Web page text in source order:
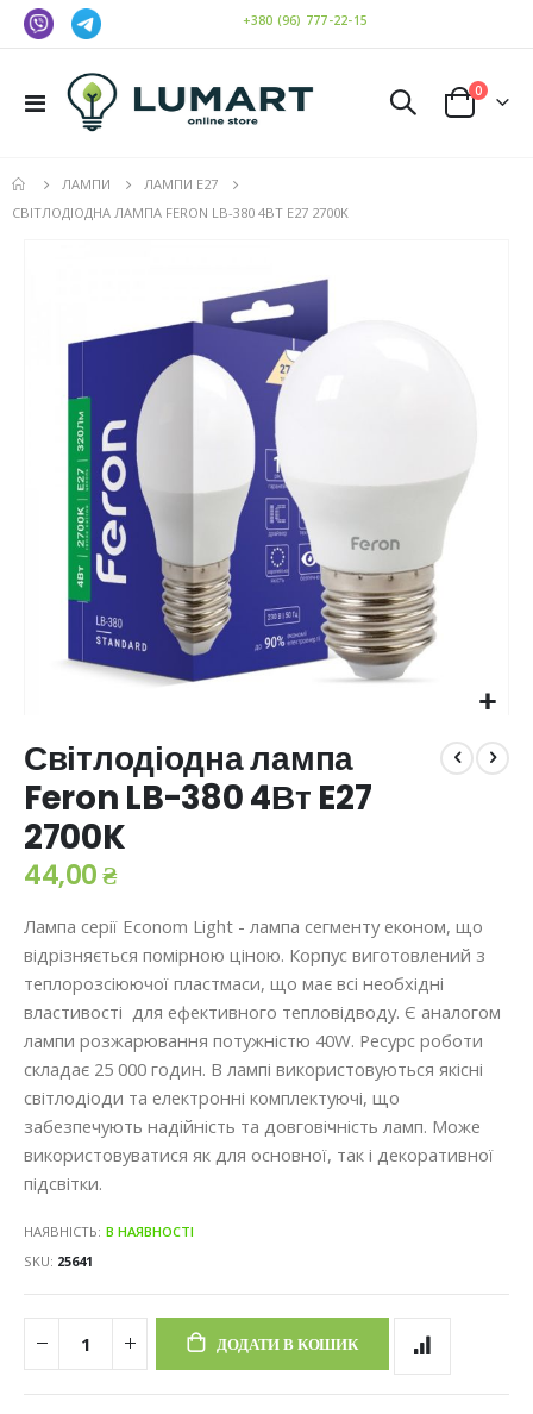
+380 (96) 777-22-15
Toggle
Cart
0
ЛАМПИ
ЛАМПИ Е27
СВІТЛОДІОДНА ЛАМПА FERON LB-380 4ВТ E27 2700K
зображень
до
початку
галереї
зображень
Світлодіодна лампа
Feron LB-380 4Вт E27
2700K
44,00 ₴
Лампа серії Econom Light - лампа сегменту економ, що
відрізняється помірною ціною. Корпус виготовлений з
теплорозсіюючої пластмаси, що має всі необхідні
властивості для ефективного тепловідводу. Є аналогом
лампи розжарювання потужністю 40W. Ресурс роботи
складає 25 000 годин. В лампі використовуються якісні
світлодіоди та електронні комплектуючі, що
забезпечують надійність та довговічність ламп. Може
використовуватися як для основної, так і декоративної
підсвітки.
НАЯВНІСТЬ: В НАЯВНОСТІ
SKU 25641
ДОДАТИ В КОШИК